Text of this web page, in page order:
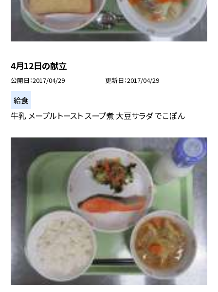
4月12日の献立
公開日 2017/04/29 更新日 2017/04/29
給食
牛乳 メープルトースト スープ煮 大豆サラダ でこぽん